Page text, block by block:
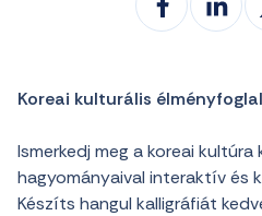
Koreai kulturális
Ismerkedj meg a koreai kultúra
hagyományaival interaktív és
Készíts hangul kalligráfiát